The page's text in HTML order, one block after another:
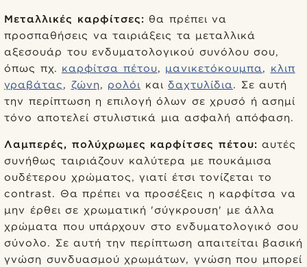
Μεταλλικές καρφίτσες: θα πρέπει να
προσπαθήσεις να ταιριάξεις τα μεταλλικά
αξεσουάρ του ενδυματολογικού συνόλου σου,
όπως πχ. καρφίτσα πέτου, μανικετόκουμπα, κλιπ
γραβάτας, ζώνη, ρολόι και δαχτυλίδια. Σε αυτή
την περίπτωση η επιλογή όλων σε χρυσό ή ασημί
τόνο αποτελεί στυλιστικά μια ασφαλή απόφαση.
Λαμπερές, πολύχρωμες καρφίτσες πέτου: αυτές
συνήθως ταιριάζουν καλύτερα με πουκάμισα
ουδέτερου χρώματος, γιατί έτσι τονίζεται το
contrast. Θα πρέπει να προσέξεις η καρφίτσα να
μην έρθει σε χρωματική 'σύγκρουση' με άλλα
χρώματα που υπάρχουν στο ενδυματολογικό σου
σύνολο. Σε αυτή την περίπτωση απαιτείται βασική
γνώση συνδυασμού χρωμάτων, γνώση που μπορεί